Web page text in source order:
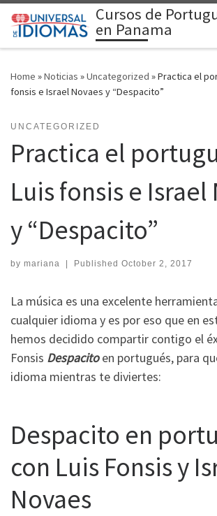
Skip to content Cursos de
en Panama
Home »Noticias »Uncategorized »Practica el
fonsis e Israel Novaes y “Despacito”
UNCATEGORIZED
Practica el
Luis fonsis e Israel
y “Despacito”
by mariana Published October 2, 2017
La música es una excelente
cualquier idioma y es por eso que en
hemos decidido compartir contigo el
Fonsis Despacitoen portugués, para
idioma mientras te diviertes:
Despacito en
con Luis Fonsis y
Novaes